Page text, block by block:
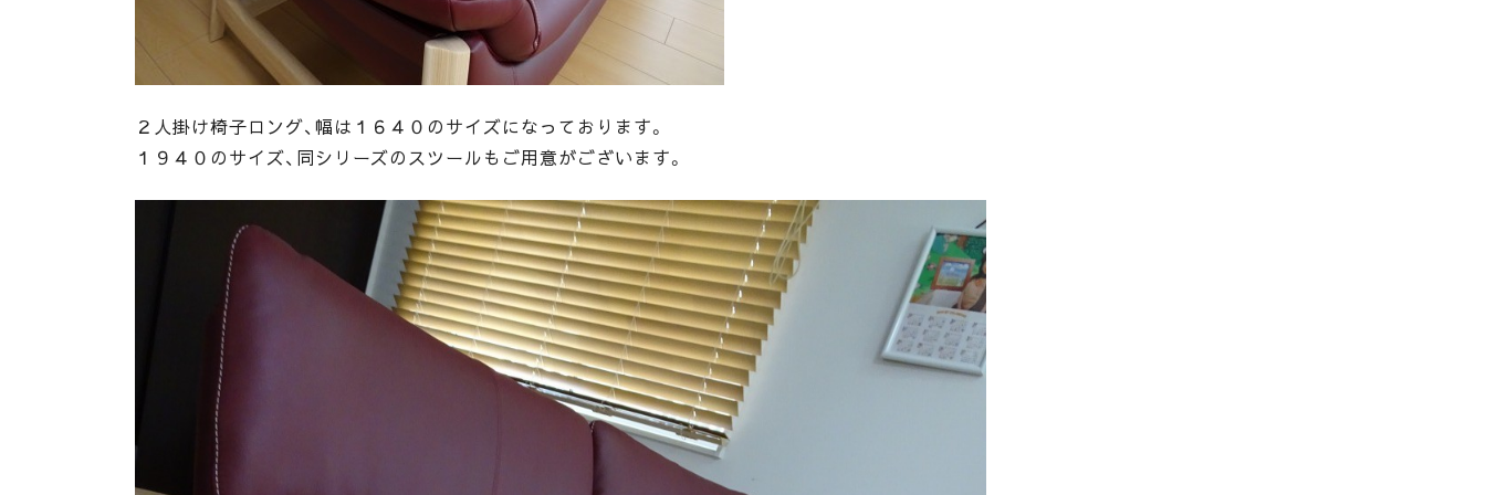
２人掛け椅子ロング、幅は１６４０のサイズになっております。
１９４０のサイズ、同シリーズのスツールもご用意がございます。